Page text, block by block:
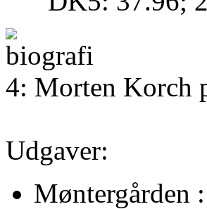
4: Morten Korch
Udgaver:
Møntergården